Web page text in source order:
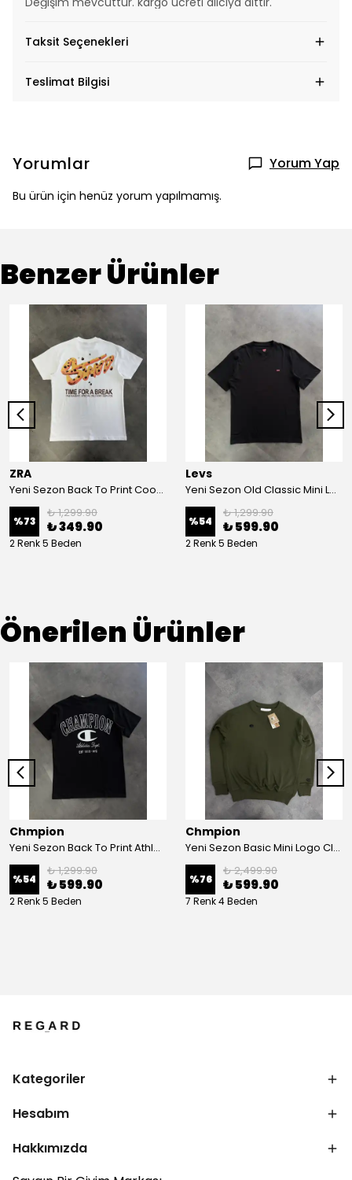
Taksit Seçenekleri
Teslimat Bilgisi
Yorumlar Yorum Yap
Bu ürün için henüz yorum yapılmamış.
Benzer Ürünler
ZRA
Yeni Sezon Back To Print Cookie T-shirt
%73
₺ 1,299.90
₺ 349.90
2 Renk 5 Beden
Levs
Yeni Sezon Old Classic Mini Logo Basic T-shirt
%54
₺ 1,299.90
₺ 599.90
2 Renk 5 Beden
Önerilen Ürünler
Chmpion
Yeni Sezon Back To Print Athletics Depth T-shirt
%54
₺ 1,299.90
₺ 599.90
2 Renk 5 Beden
Chmpion
Yeni Sezon Basic Mini Logo Classic Sweatshirt
%76
₺ 2,499.90
₺ 599.90
7 Renk 4 Beden
Kategoriler
Hesabım
Hakkımızda